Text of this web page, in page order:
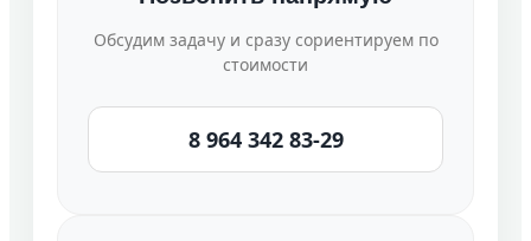
Обсудим задачу и сразу сориентируем по
стоимости
8 964 342 83-29